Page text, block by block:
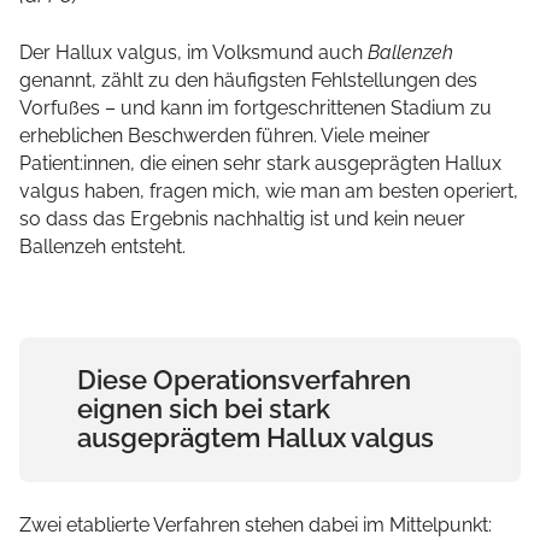
Arthroskopie
Rekonstruktion Fußwurzel / Rückfuß
Der Hallux valgus, im Volksmund auch Ballenzeh
genannt, zählt zu den häufigsten Fehlstellungen des
Vorfußes – und kann im fortgeschrittenen Stadium zu
erheblichen Beschwerden führen. Viele meiner
Patient:innen, die einen sehr stark ausgeprägten Hallux
valgus haben, fragen mich, wie man am besten operiert,
so dass das Ergebnis nachhaltig ist und kein neuer
Ballenzeh entsteht.
Diese Operationsverfahren
eignen sich bei stark
ausgeprägtem Hallux valgus
Zwei etablierte Verfahren stehen dabei im Mittelpunkt: